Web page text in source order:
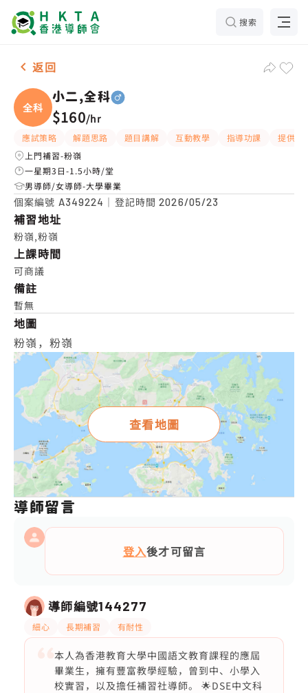
搜索
男-1名 小二,全科，粉嶺 補習推介
返回
全科
小二,全科
$160/hr
應試策略 解題思路 題目講解 互動教學 指導功課
提供練
上門補習-粉嶺
一星期3日-1.5小時/堂
男導師/女導師-大學畢業
個案編號 A349224 ｜登記時間2026/05/23
補習地址
粉嶺,粉嶺
上課時間
可商議
備註
暫無
地圖
粉嶺，粉嶺
查看地圖
導師留言
登入後才可留言
導師編號144277
細心 長期補習 有耐性
本人為香港教育大學中國語文教育課程的應屆
畢業生，擁有豐富教學經驗，曾到中、小學入
校實習，以及擔任補習社導師。 🌟DSE中文科